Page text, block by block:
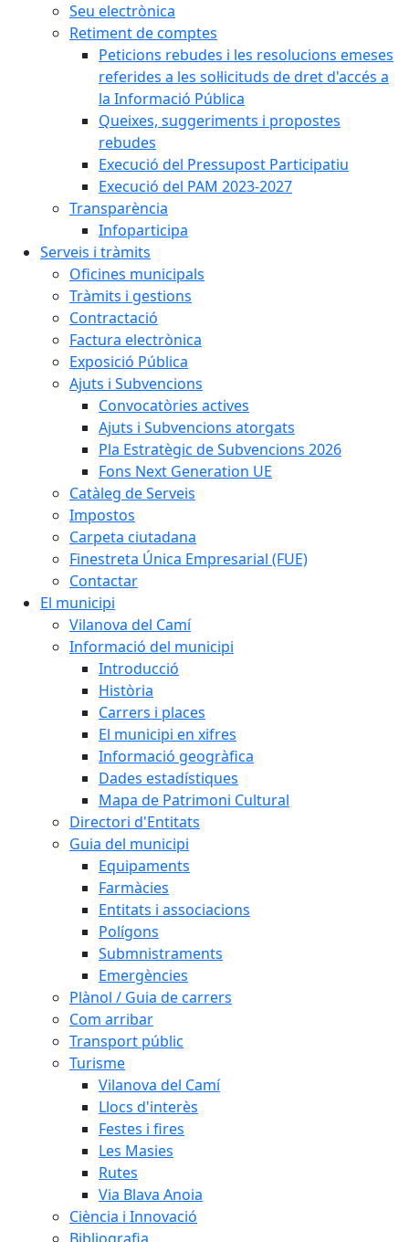
Seu electrònica
Retiment de comptes
Peticions rebudes i les resolucions emeses
referides a les sol·licituds de dret d'accés a
la Informació Pública
Queixes, suggeriments i propostes
rebudes
Execució del Pressupost Participatiu
Execució del PAM 2023-2027
Transparència
Infoparticipa
Serveis i tràmits
Oficines municipals
Tràmits i gestions
Contractació
Factura electrònica
Exposició Pública
Ajuts i Subvencions
Convocatòries actives
Ajuts i Subvencions atorgats
Pla Estratègic de Subvencions 2026
Fons Next Generation UE
Catàleg de Serveis
Impostos
Carpeta ciutadana
Finestreta Única Empresarial (FUE)
Contactar
El municipi
Vilanova del Camí
Informació del municipi
Introducció
Història
Carrers i places
El municipi en xifres
Informació geogràfica
Dades estadístiques
Mapa de Patrimoni Cultural
Directori d'Entitats
Guia del municipi
Equipaments
Farmàcies
Entitats i associacions
Polígons
Submnistraments
Emergències
Plànol / Guia de carrers
Com arribar
Transport públic
Turisme
Vilanova del Camí
Llocs d'interès
Festes i fires
Les Masies
Rutes
Via Blava Anoia
Ciència i Innovació